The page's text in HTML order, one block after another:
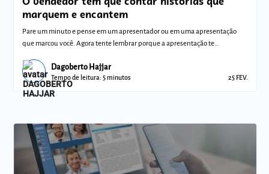
marquem e encantem
Pare um minuto e pense em um apresentador ou em uma apresentação
que marcou você. Agora tente lembrar porque a apresentação te
Dagoberto Hajjar
Tempo de leitura: 5 minutos 25 FEV.